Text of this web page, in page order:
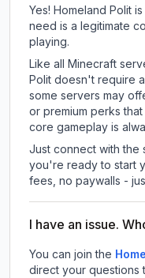
Yes! Homeland Polit
need is a legitimate
playing.
Like all Minecraft
Polit doesn't require
some servers may
or premium perks
core gameplay is
Just connect with the
you're ready to start
fees, no paywalls -
I have an issue.
You can join the
direct your questions